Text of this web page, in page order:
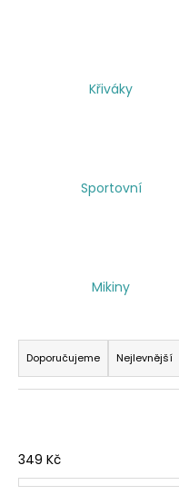
Křiváky
Sportovní
Mikiny
Ř
a
z
í
p
Doporučujeme Nejlevnější
349 Kč